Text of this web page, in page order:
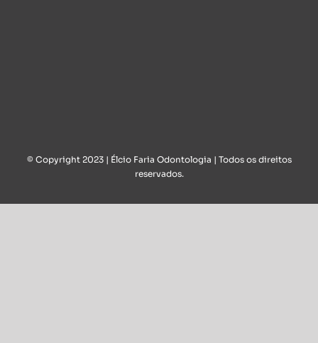
© Copyright 2023 | Élcio Faria Odontologia | Todos os direitos
reservados.